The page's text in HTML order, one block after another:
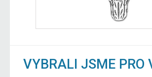
VYBRALI JSME PRO